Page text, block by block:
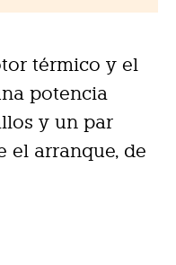
térmico y el
potencia
y un par
el arranque, de